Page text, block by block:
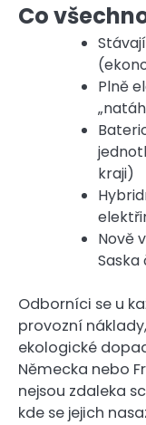
Co
Plně
kraji)
Nově
Saska
Odborníci se u
provozní
ekologické
Německa nebo
nejsou zdaleka
kde se jejich